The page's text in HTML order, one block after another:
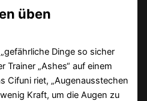
üben
Dinge so sicher
Trainer „Ashes“ auf einem
Cifuni riet, „Augenausstechen
Kraft, um die Augen zu